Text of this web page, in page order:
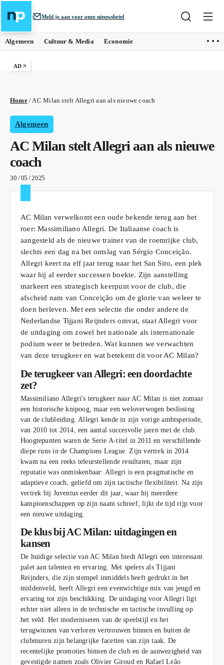
Meld je aan voor onze nieuwsbrief
Algemeen Cultuur & Media Economie
AD
Home/AC Milan stelt Allegri aan als nieuwe coach
Algemeen
AC Milan stelt Allegri aan als nieuwe
coach
30 / 05 / 2025
AC Milan verwelkomt een oude bekende terug aan het
roer: Massimiliano Allegri. De Italiaanse coach is
aangesteld als de nieuwe trainer van de roemrijke club,
slechts een dag na het ontslag van Sérgio Conceição.
Allegri keert na elf jaar terug naar het San Siro, een plek
waar hij al eerder successen boekte. Zijn aanstelling
markeert een strategisch keerpunt voor de club, die
afscheid nam van Conceição om de glorie van weleer te
doen herleven. Met een selectie die onder andere de
Nederlandse Tijjani Reijnders omvat, staat Allegri voor
de uitdaging om zowel het nationale als internationale
podium weer te betreden. Wat kunnen we verwachten
van deze terugkeer en wat betekent dit voor AC Milan?
De terugkeer van Allegri: een doordachte
zet?
Massimiliano Allegri's terugkeer naar AC Milan is niet zomaar
een historische knipoog, maar een weloverwogen beslissing
van de clubleiding. Allegri kende in zijn vorige ambtsperiode,
van 2010 tot 2014, een aantal succesvolle jaren met de club.
Hoogtepunten waren de Serie A-titel in 2011 en verschillende
diepe runs in de Champions League. Zijn vertrek in 2014
kwam na een reeks teleurstellende resultaten, maar zijn
reputatie was onmiskenbaar: Allegri is een pragmatische en
adaptieve coach, geliefd om zijn tactische flexibiliteit. Na zijn
vertrek bij Juventus eerder dit jaar, waar hij meerdere
kampioenschappen op zijn naam schreef, lijkt de tijd rijp voor
een nieuwe uitdaging.
De klus bij AC Milan: uitdagingen en
kansen
De huidige selectie van AC Milan biedt Allegri een interessant
palet aan talenten en ervaring. Met spelers als Tijjani
Reijnders, die zijn stempel inmiddels heeft gedrukt in het
middenveld, heeft Allegri een evenwichtige mix van jeugd en
ervaring tot zijn beschikking. De uitdaging voor Allegri ligt
echter niet alleen in de technische en tactische invulling op
het veld. Het moderniseren van de speelstijl en het
terugwinnen van verloren vertrouwen binnen en buiten de
clubmuren zijn belangrijke facetten van zijn taak. De
recentelijke promoties binnen de club en de aanwezigheid van
gevestigde namen zoals Olivier Giroud en Rafael Leão